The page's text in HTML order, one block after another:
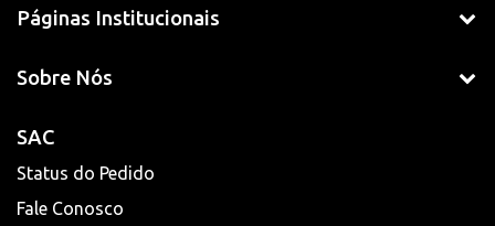
Páginas Institucionais
Sobre Nós
SAC
Status do Pedido
Fale Conosco